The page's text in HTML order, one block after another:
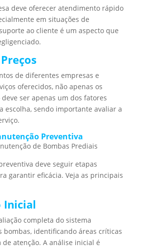
deve oferecer atendimento rápido
em situações de
ao cliente é um aspecto que
de diferentes empresas e
oferecidos, não apenas os
ser apenas um dos fatores
escolha, sendo importante avaliar a
Preventiva
de Bombas Prediais
deve seguir etapas
garantir eficácia. Veja as principais
Inicial
completa do sistema
bombas, identificando áreas críticas
atenção. A análise inicial é